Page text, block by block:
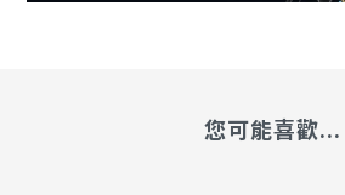
您可能喜歡...